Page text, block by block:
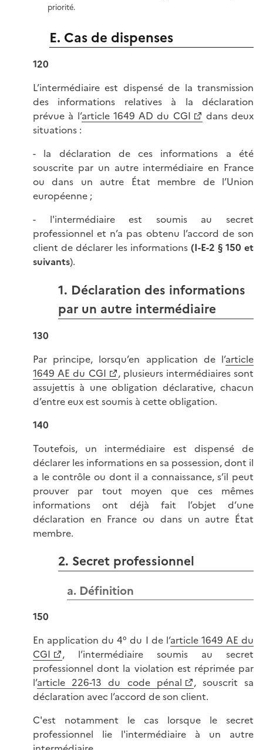
priorité.
E. Cas de dispenses
120
L’intermédiaire est dispensé de la transmission
des informations relatives à la déclaration
prévue à l’article 1649 AD du CGI
dans deux
situations :
- la déclaration de ces informations a été
souscrite par un autre intermédiaire en France
ou dans un autre État membre de l’Union
européenne ;
- l'intermédiaire est soumis au secret
professionnel et n’a pas obtenu l’accord de son
client de déclarer les informations (I-E-2 § 150 et
suivants).
1. Déclaration des informations
par un autre intermédiaire
130
Par principe, lorsqu’en application de l’article
1649 AE du CGI
, plusieurs intermédiaires sont
assujettis à une obligation déclarative, chacun
d’entre eux est soumis à cette obligation.
140
Toutefois, un intermédiaire est dispensé de
déclarer les informations en sa possession, dont il
a le contrôle ou dont il a connaissance, s’il peut
prouver par tout moyen que ces mêmes
informations ont déjà fait l’objet d’une
déclaration en France ou dans un autre État
membre.
2. Secret professionnel
a. Définition
150
En application du 4° du I de l’article 1649 AE du
CGI
, l’intermédiaire soumis au secret
professionnel dont la violation est réprimée par
l’article 226-13 du code pénal
, souscrit sa
déclaration avec l’accord de son client.
C'est notamment le cas lorsque le secret
professionnel lie l'intermédiaire à un autre